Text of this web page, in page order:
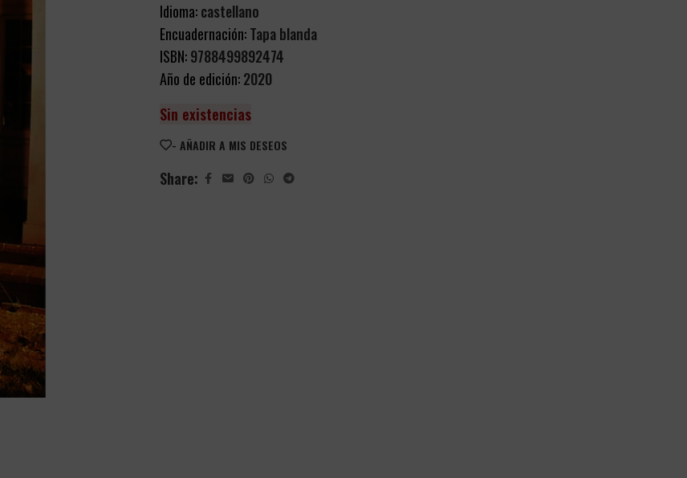
Idioma:castellano
Encuadernación:Tapa blanda
ISBN:9788499892474
Año de edición:2020
Sin existencias
- AÑADIR A MIS DESEOS
Share: